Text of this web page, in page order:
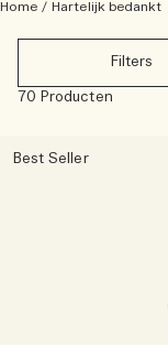
Houtachtig
Home / Hartelijk bedankt
Filters
70 Producten
Best Seller